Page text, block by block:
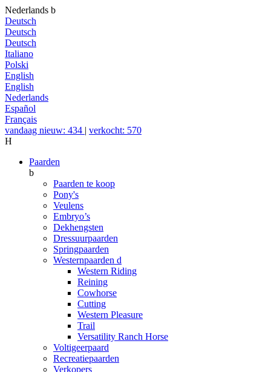
Nederlands b
Deutsch
Deutsch
Deutsch
Italiano
Polski
English
English
Nederlands
Español
Français
vandaag nieuw: 434 | verkocht: 570
H
Paarden
b
Paarden te koop
Pony's
Veulens
Embryo’s
Dekhengsten
Dressuurpaarden
Springpaarden
Westernpaarden d
Western Riding
Reining
Cowhorse
Cutting
Western Pleasure
Trail
Versatility Ranch Horse
Voltigeerpaard
Recreatiepaarden
Verkopers